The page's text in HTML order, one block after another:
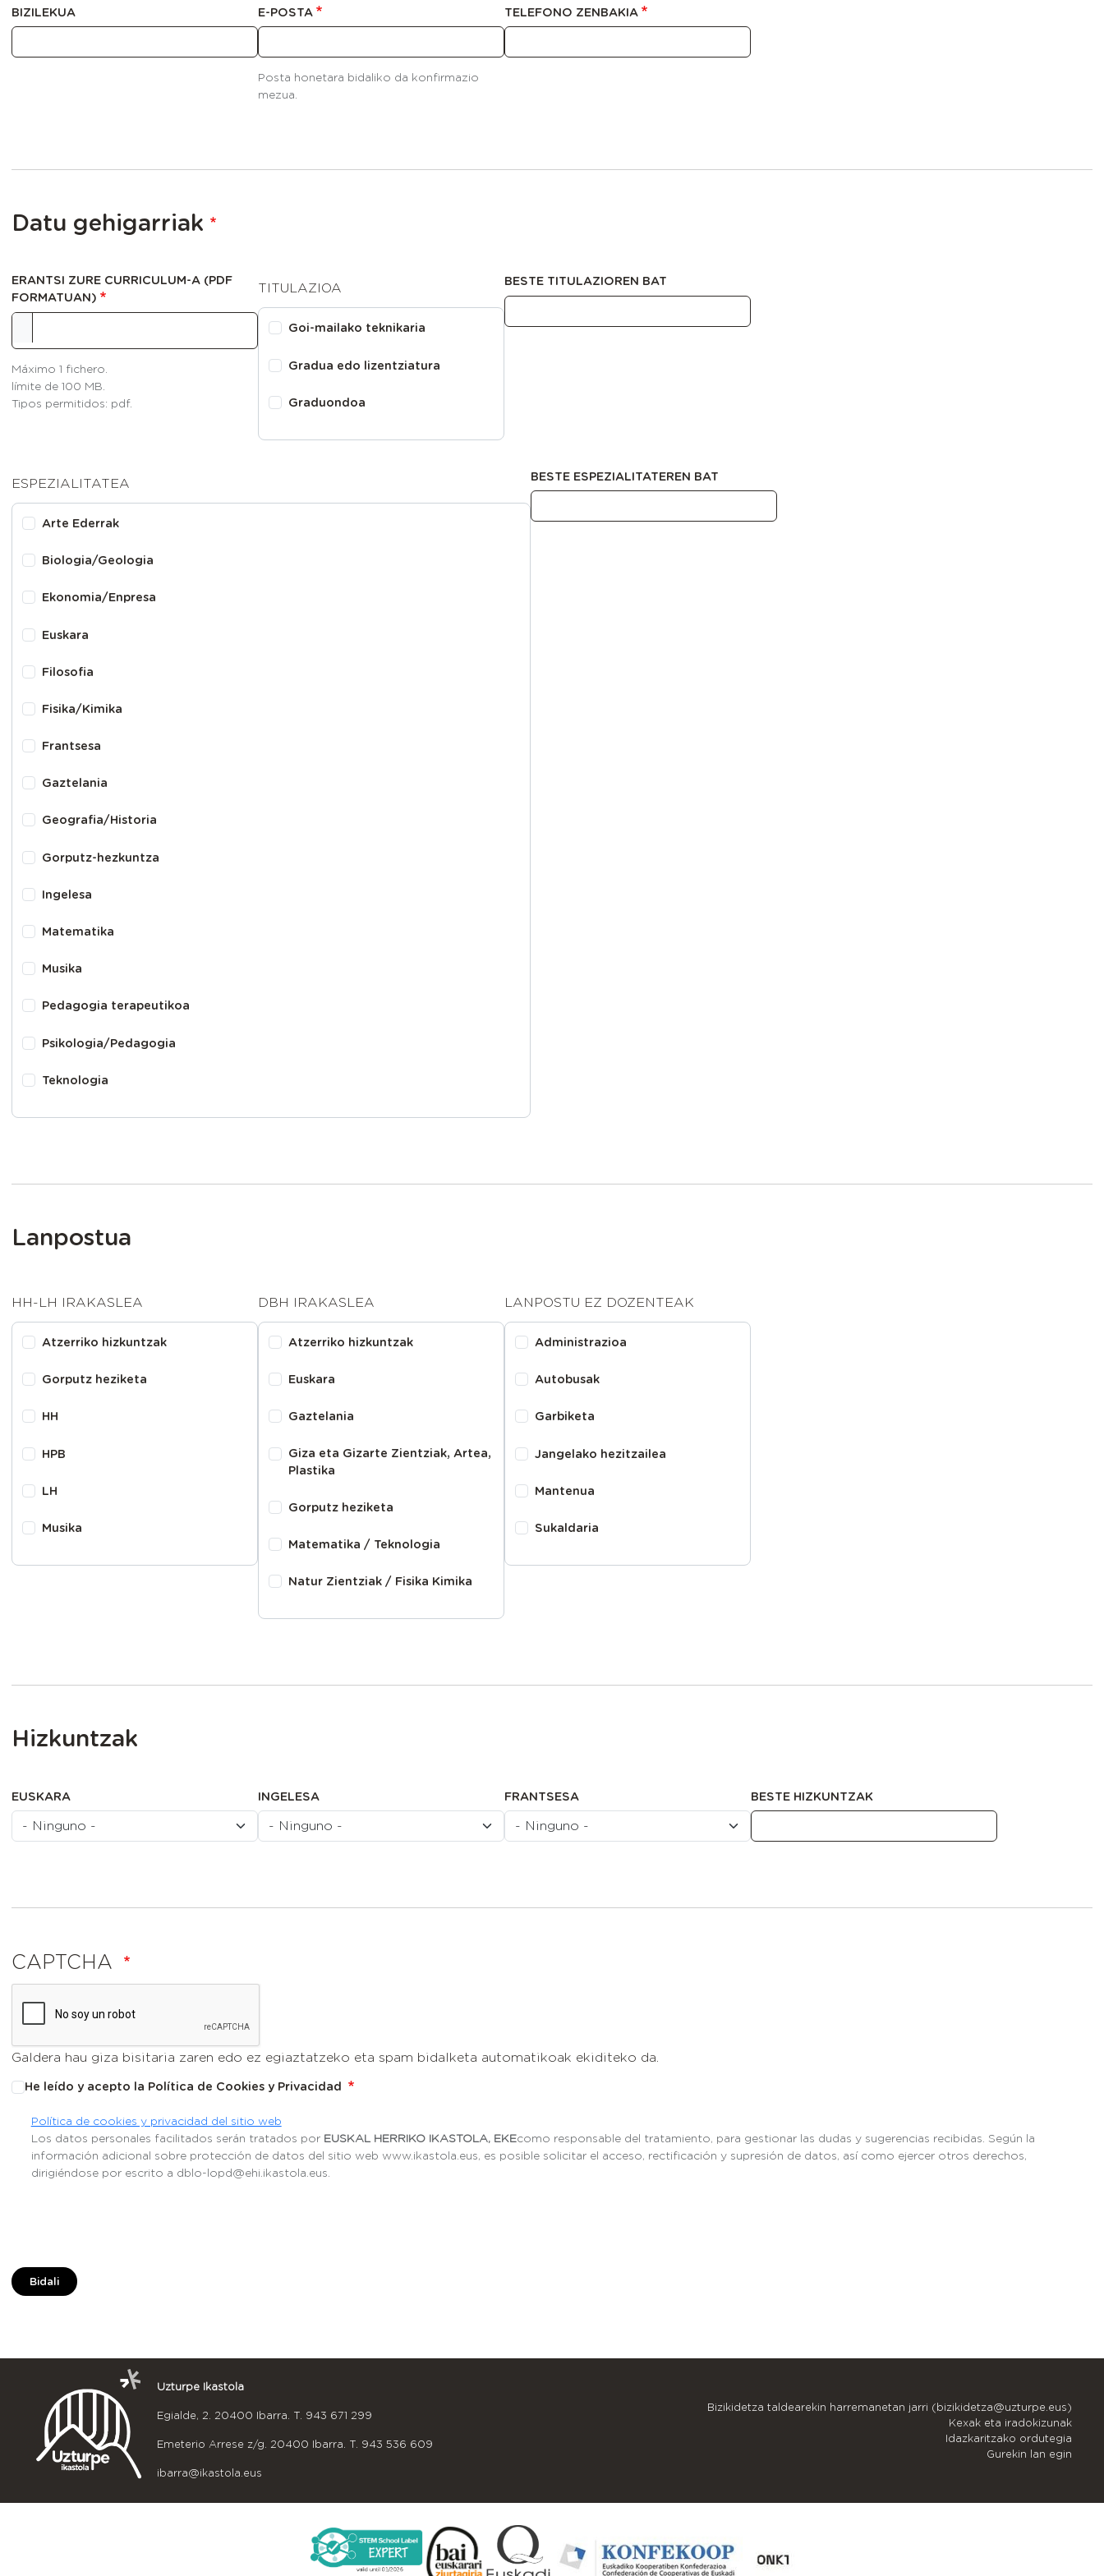
BIZILEKUA E-POSTA
Posta honetara bidaliko da konfirmazio
mezua.
TELEFONO ZENBAKIA
Datu gehigarriak
ERANTSI ZURE CURRICULUM-A (PDF
FORMATUAN)
Máximo 1 fichero.
límite de 100 MB.
Tipos permitidos: pdf.
TITULAZIOA
Goi-mailako teknikaria
Gradua edo lizentziatura
Graduondoa
BESTE TITULAZIOREN BAT
ESPEZIALITATEA
Arte Ederrak
Biologia/Geologia
Ekonomia/Enpresa
Euskara
Filosofia
Fisika/Kimika
Frantsesa
Gaztelania
Geografia/Historia
Gorputz-hezkuntza
Ingelesa
Matematika
Musika
Pedagogia terapeutikoa
Psikologia/Pedagogia
Teknologia
BESTE ESPEZIALITATEREN BAT
Lanpostua
HH-LH IRAKASLEA
Atzerriko hizkuntzak
Gorputz heziketa
HH
HPB
LH
Musika
DBH IRAKASLEA
Atzerriko hizkuntzak
Euskara
Gaztelania
Giza eta Gizarte Zientziak, Artea,
Plastika
Gorputz heziketa
Matematika / Teknologia
Natur Zientziak / Fisika Kimika
LANPOSTU EZ DOZENTEAK
Administrazioa
Autobusak
Garbiketa
Jangelako hezitzailea
Mantenua
Sukaldaria
Hizkuntzak
EUSKARA INGELESA FRANTSESA BESTE HIZKUNTZAK
CAPTCHA
Galdera hau giza bisitaria zaren edo ez egiaztatzeko eta spam bidalketa automatikoak ekiditeko da.
He leído y acepto la Política de Cookies y Privacidad
Política de cookies y privacidad del sitio web
Los datos personales facilitados serán tratados por EUSKAL HERRIKO IKASTOLA, EKEcomo responsable del tratamiento, para gestionar las dudas y sugerencias recibidas. Según la
información adicional sobre protección de datos del sitio web www.ikastola.eus, es posible solicitar el acceso, rectificación y supresión de datos, así como ejercer otros derechos,
dirigiéndose por escrito a dblo-lopd@ehi.ikastola.eus.
Bidali
Uzturpe Ikastola
Egialde, 2. 20400 Ibarra. T. 943 671 299
Emeterio Arrese z/g. 20400 Ibarra. T. 943 536 609
ibarra@ikastola.eus
OINEKO INFORMAZIOABizikidetza taldearekin harremanetan jarri (bizikidetza@uzturpe.eus)
Kexak eta iradokizunak
Idazkaritzako ordutegia
Gurekin lan egin